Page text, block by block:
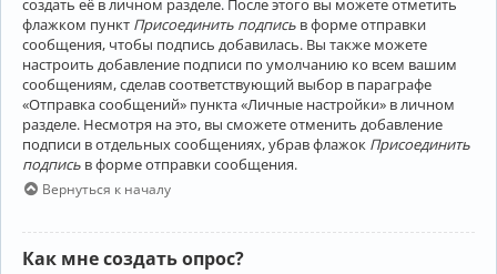
флажком пункт Присоединить подпись в форме отправки
сообщения, чтобы подпись добавилась. Вы также можете
настроить добавление подписи по умолчанию ко всем вашим
сообщениям, сделав соответствующий выбор в параграфе
«Отправка сообщений» пункта «Личные настройки» в личном
разделе. Несмотря на это, вы сможете отменить добавление
подписи в отдельных сообщениях, убрав флажок Присоединить
подпись в форме отправки сообщения.
Вернуться к началу
Как мне создать опрос?